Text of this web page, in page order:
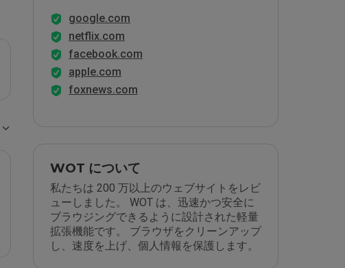
google.com
netflix.com
facebook.com
apple.com
foxnews.com
WOT について
私たちは 200 万以上のウェブサイトをレビ
ューしました。 WOT は、迅速かつ安全に
ブラウジングできるように設計された軽量
拡張機能です。 ブラウザをクリーンアップ
し、速度を上げ、個人情報を保護します。